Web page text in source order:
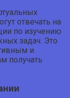
отвечать на
по изучению
задач. Это
и
получать